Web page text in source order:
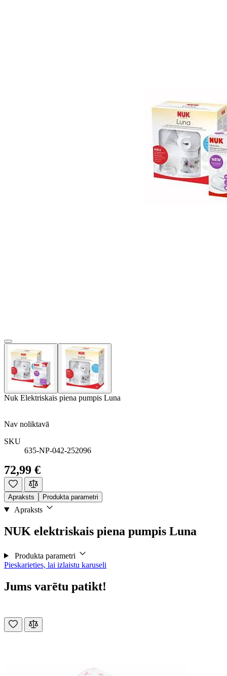
Nuk Elektriskais piena pumpis Luna
Nav noliktavā
SKU
635-NP-042-252096
72,99 €
Apraksts Produkta parametri
Apraksts
NUK elektriskais piena pumpis Luna
Produkta parametri
Pieskarieties, lai izlaistu karuseli
Jums varētu patikt!